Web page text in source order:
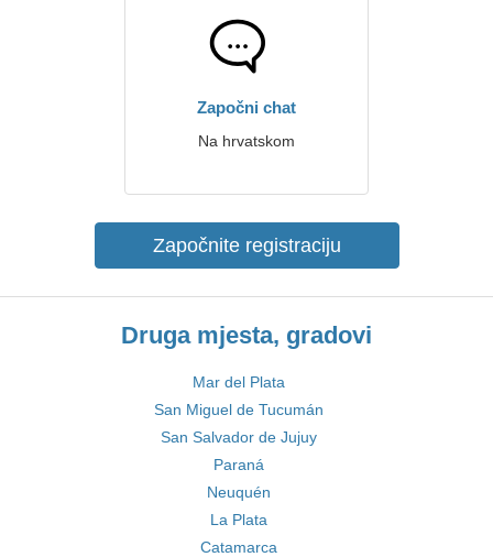
Započni chat
Na hrvatskom
Započnite registraciju
Druga mjesta, gradovi
Mar del Plata
San Miguel de Tucumán
San Salvador de Jujuy
Paraná
Neuquén
La Plata
Catamarca